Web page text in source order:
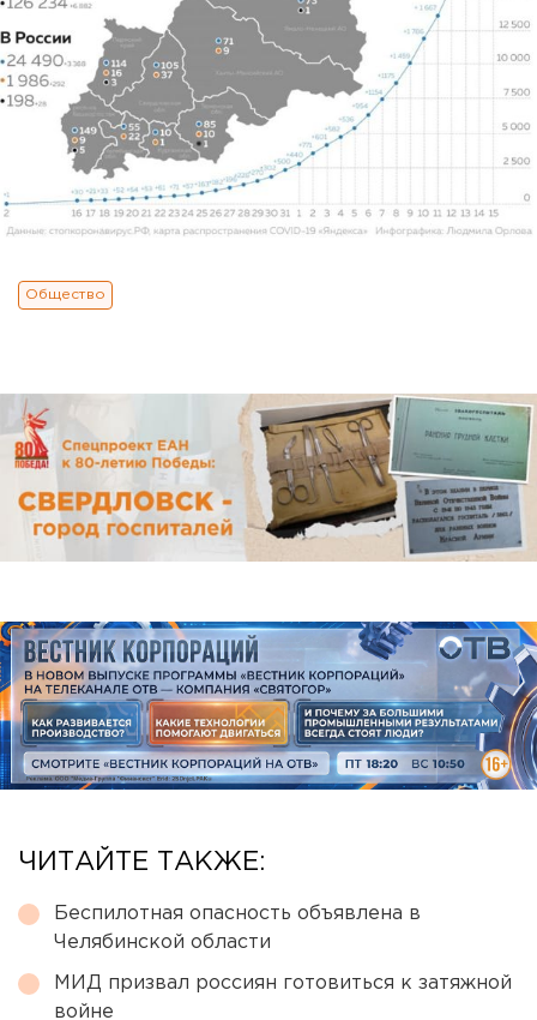
Общество
ЧИТАЙТЕ ТАКЖЕ:
Беспилотная опасность объявлена в
Челябинской области
МИД призвал россиян готовиться к затяжной
войне